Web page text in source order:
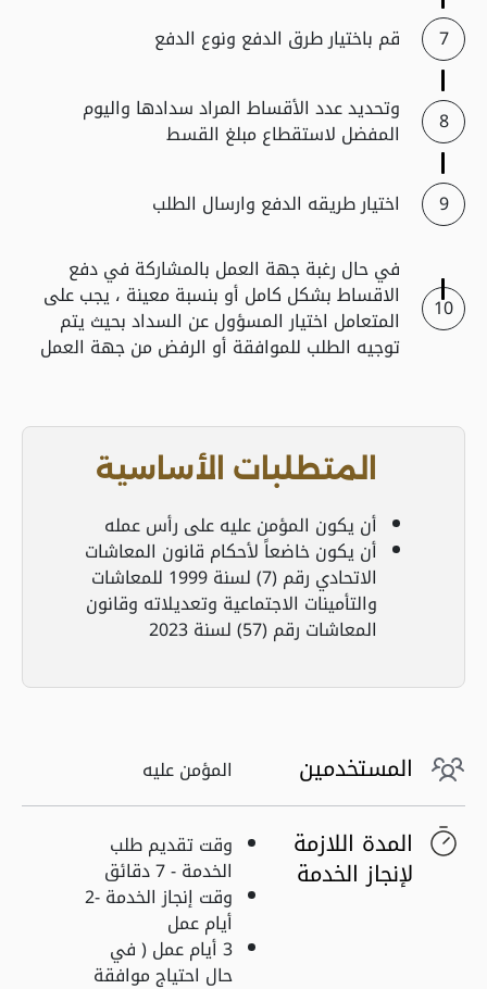
قم باختيار طرق الدفع ونوع الدفع
وتحديد عدد الأقساط المراد سدادها واليوم
المفضل لاستقطاع مبلغ القسط
اختيار طريقه الدفع وارسال الطلب
في حال رغبة جهة العمل بالمشاركة في دفع
الاقساط بشكل كامل أو بنسبة معينة ، يجب على
المتعامل اختيار المسؤول عن السداد بحيث يتم
توجيه الطلب للموافقة أو الرفض من جهة العمل
المتطلبات الأساسية
أن يكون المؤمن عليه على رأس عمله
أن يكون خاضعاً لأحكام قانون المعاشات
الاتحادي رقم (7) لسنة 1999 للمعاشات
والتأمينات الاجتماعية وتعديلاته وقانون
المعاشات رقم (57) لسنة 2023
المستخدمين المؤمن عليه
المدة اللازمة
لإنجاز الخدمة
وقت تقديم طلب
الخدمة - 7 دقائق
وقت إنجاز الخدمة -2
أيام عمل
3 أيام عمل ( في
حال احتياج موافقة